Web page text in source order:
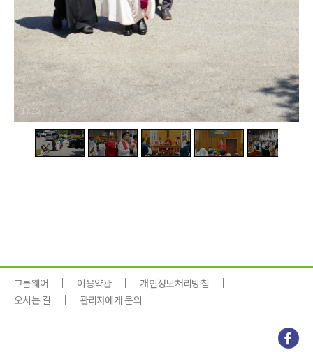
1/10
그룹웨어 이용약관
개인정보처리방침
오시는 길
관리자에게 문의